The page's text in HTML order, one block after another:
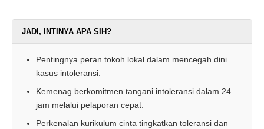
JADI, INTINYA APA SIH?
Pentingnya peran tokoh lokal dalam mencegah dini
kasus intoleransi.
Kemenag berkomitmen tangani intoleransi dalam 24
jam melalui pelaporan cepat.
Perkenalan kurikulum cinta tingkatkan toleransi dan